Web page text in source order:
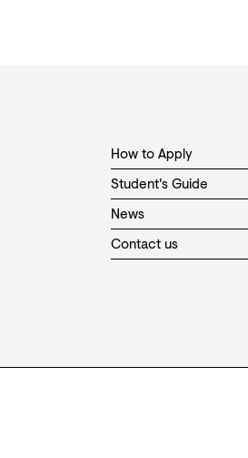
How to Apply
Student's Guide
News
Contact us